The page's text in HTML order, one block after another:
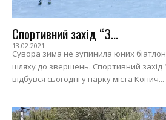
Спортивний захід “З...
13.02.2021
Сувора зима не зупинила юних
шляху до звершень. Спортивний
відбувся сьогодні у парку міста Копич...